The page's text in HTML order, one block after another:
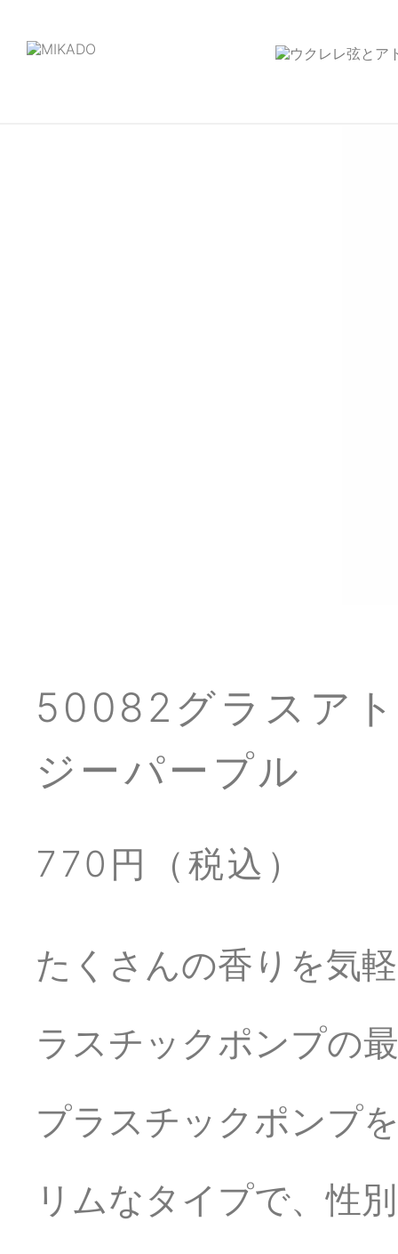
50082グラスア
ジーパープル
770円（税込）
たくさんの香りを気
ラスチックポンプの
プラスチックポンプ
リムなタイプで、性